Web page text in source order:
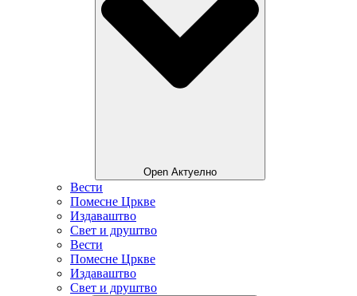
Open Актуелно
Вести
Помесне Цркве
Издаваштво
Свет и друштво
Вести
Помесне Цркве
Издаваштво
Свет и друштво